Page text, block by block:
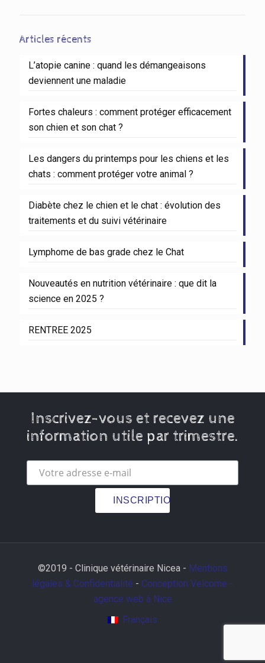
Articles récents
L’atopie canine : quand les démangeaisons
deviennent une maladie
Fortes chaleurs : comment protéger efficacement
son chien et son chat ?
Les dangers du printemps pour les chiens et les
chats : comment protéger votre animal ?
Diabète chez le chien et le chat : évolution des
traitements et du suivi vétérinaire
Lymphome de bas grade chez le Chat
Nouveautés en nutrition vétérinaire : que dit la
science en 2025 ?
RENTREE 2025
Inscrivez-vous et recevez une
information utile par trimestre.
©2019 - Clinique vétérinaire Nicea - Mentions
légales & Confidentialité - Conception Velcome -
agence web à Nice
Français